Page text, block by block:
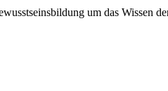
um das Wissen